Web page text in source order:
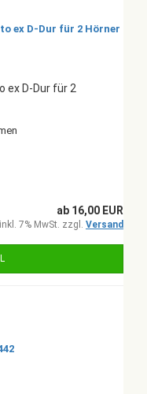
ex D-Dur für 2
ab 16,00 EUR
inkl. 7% MwSt. zzgl. Versand